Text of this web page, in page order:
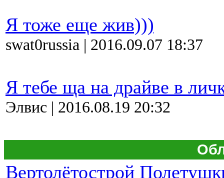
Я тоже еще жив)))
swat0russia | 2016.09.07 18:37
Я тебе ща на драйве в
Элвис | 2016.08.19 20:32
Вертолётострой